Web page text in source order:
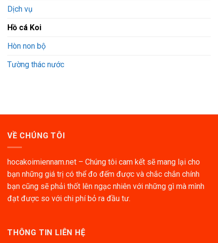
Dịch vụ
Hồ cá Koi
Hòn non bộ
Tường thác nước
VỀ CHÚNG TÔI
hocakoimiennam.net – Chúng tôi cam kết sẽ mang lại cho
bạn những giá trị có thể đo đếm được và chắc chắn chính
bạn cũng sẽ phải thốt lên ngạc nhiên với những gì mà mình
đạt được so với chi phí bỏ ra đầu tư.
THÔNG TIN LIÊN HỆ